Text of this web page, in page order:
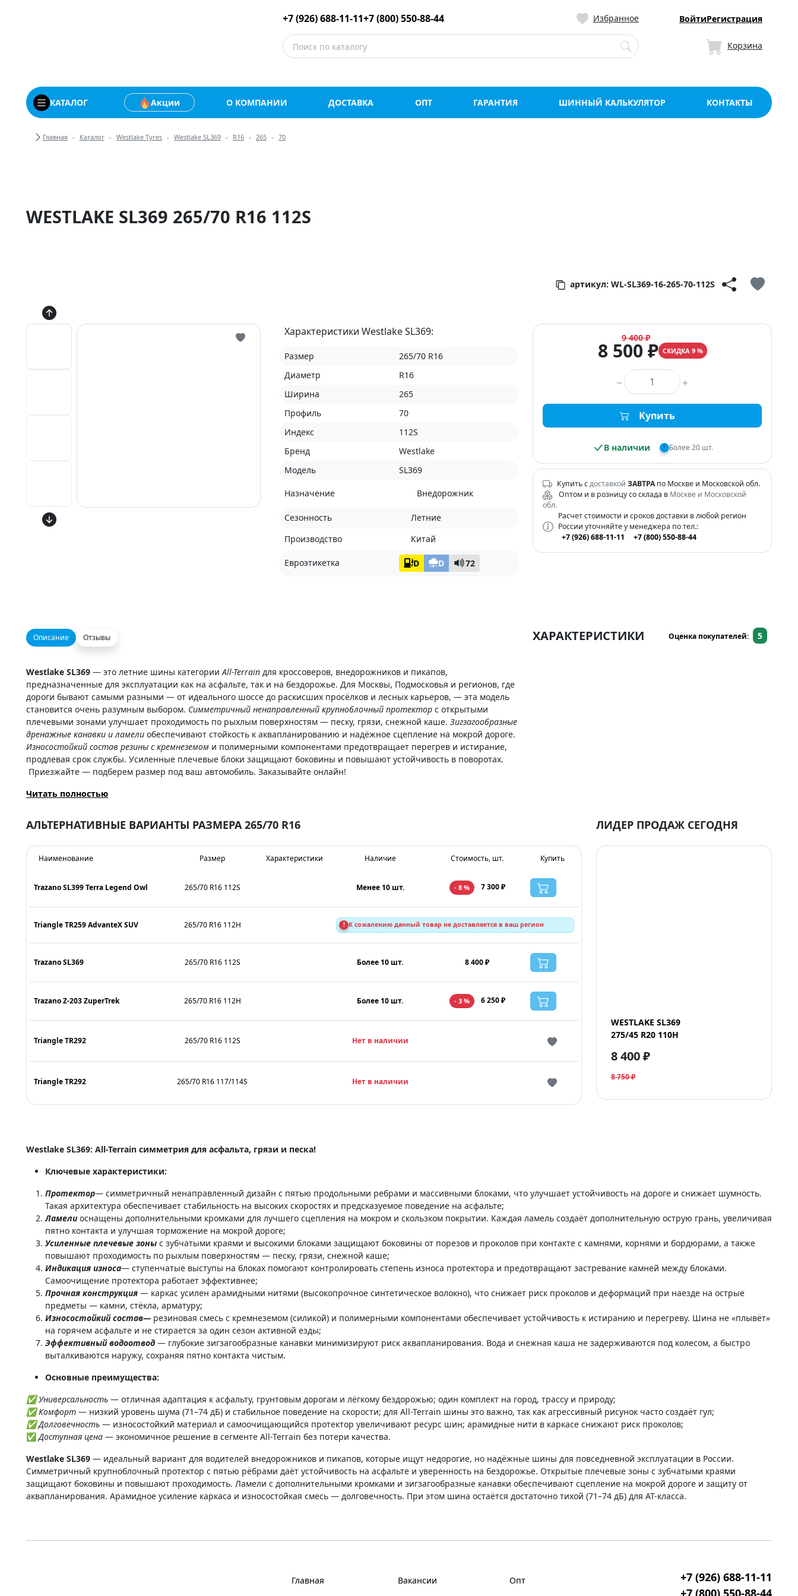
Купить автомобильные шины оптом и в розницу со склада в
+7 (926) 688-11-11+7 (800) 550-88-44 Избранное ВойтиРегистрация
Корзина
КАТАЛОГ Акции О КОМПАНИИ ДОСТАВКА ОПТ ГАРАНТИЯ ШИННЫЙ КАЛЬКУЛЯТОР КОНТАКТЫ
Хлебные крошки
Главная Каталог Westlake Tyres Westlake SL369 R16 265 70
WESTLAKE SL369 265/70 R16 112S
артикул: WL-SL369-16-265-70-112S
Характеристики Westlake SL369:
Размер
265/70 R16
Диаметр
R16
Ширина
265
Профиль
70
Индекс
112S
Бренд
Westlake
Модель
SL369
Назначение Внедорожник
Сезонность
Летние
Производство
Китай
Евроэтикетка D D 72
9 400 ₽
8 500 ₽ СКИДКА 9 %
Количество товара
Купить
В наличии ! Более 20 шт.
Купить сдоставкой ЗАВТРАпо Москве и Московской обл.
Оптом и в розницу со склада в Москве и Московской
обл.
Расчет стоимости и сроков доставки в любой регион
России уточняйте у менеджера по тел.:
+7 (926) 688-11-11
+7 (800) 550-88-44
Описание Отзывы
Westlake SL369 — это летние шины категорииAll-Terrain для кроссоверов, внедорожников и пикапов,
предназначенные для эксплуатации как на асфальте, так и на бездорожье. Для Москвы, Подмосковья и регионов, где
дороги бывают самыми разными — от идеального шоссе до раскисших просёлков и лесных карьеров, — эта модель
становится очень разумным выбором. Симметричный ненаправленный крупноблочный протектор с открытыми
плечевыми зонами улучшает проходимость по рыхлым поверхностям — песку, грязи, снежной каше. Зигзагообразные
дренажные канавки и ламели обеспечивают стойкость к аквапланированию и надёжное сцепление на мокрой дороге.
Износостойкий состав резины с кремнеземом и полимерными компонентами предотвращает перегрев и истирание,
продлевая срок службы. Усиленные плечевые блоки защищают боковины и повышают устойчивость в поворотах.
Приезжайте — подберем размер под ваш автомобиль. Заказывайте онлайн!
Читать полностью
ХАРАКТЕРИСТИКИ Оценка покупателей: 5
АЛЬТЕРНАТИВНЫЕ ВАРИАНТЫ РАЗМЕРА 265/70 R16
Наименование Размер Характеристики Наличие Стоимость, шт. Купить
Trazano SL399 Terra Legend Owl 265/70 R16 112S Менее 10 шт. - 8 % 7 300 ₽
Triangle TR259 AdvanteX SUV 265/70 R16 112H ! К сожалению данный товар не доставляется в ваш регион
Trazano SL369 265/70 R16 112S Более 10 шт. 8 400 ₽
Trazano Z-203 ZuperTrek 265/70 R16 112H Более 10 шт. - 3 % 6 250 ₽
Triangle TR292 265/70 R16 112S Нет в наличии
Triangle TR292 265/70 R16 117/114S Нет в наличии
ЛИДЕР ПРОДАЖ СЕГОДНЯ
WESTLAKE SL369
275/45 R20 110H
8 400 ₽
8 750 ₽
Westlake SL369: All-Terrain симметрия для асфальта, грязи и песка!
Ключевые характеристики:
Протектор— симметричный ненаправленный дизайн с пятью продольными ребрами и массивными блоками, что улучшает устойчивость на дороге и снижает шумность.
Такая архитектура обеспечивает стабильность на высоких скоростях и предсказуемое поведение на асфальте;
Ламелиоснащены дополнительными кромками для лучшего сцепления на мокром и скользком покрытии. Каждая ламель создаёт дополнительную острую грань, увеличивая
пятно контакта и улучшая торможение на мокрой дороге;
Усиленные плечевые зоны с зубчатыми краями и высокими блоками защищают боковины от порезов и проколов при контакте с камнями, корнями и бордюрами, а также
повышают проходимость по рыхлым поверхностям — песку, грязи, снежной каше;
Индикация износа— ступенчатые выступы на блоках помогают контролировать степень износа протектора и предотвращают застревание камней между блоками.
Самоочищение протектора работает эффективнее;
Прочная конструкция — каркас усилен арамидными нитями (высокопрочное синтетическое волокно), что снижает риск проколов и деформаций при наезде на острые
предметы — камни, стёкла, арматуру;
Износостойкий состав— резиновая смесь с кремнеземом (силикой) и полимерными компонентами обеспечивает устойчивость к истиранию и перегреву. Шина не «плывёт»
на горячем асфальте и не стирается за один сезон активной езды;
Эффективный водоотвод — глубокие зигзагообразные канавки минимизируют риск аквапланирования. Вода и снежная каша не задерживаются под колесом, а быстро
выталкиваются наружу, сохраняя пятно контакта чистым.
Основные преимущества:
✅ Универсальность — отличная адаптация к асфальту, грунтовым дорогам и лёгкому бездорожью; один комплект на город, трассу и природу;
✅ Комфорт — низкий уровень шума (71–74 дБ) и стабильное поведение на скорости; для All-Terrain шины это важно, так как агрессивный рисунок часто создаёт гул;
✅ Долговечность — износостойкий материал и самоочищающийся протектор увеличивают ресурс шин; арамидные нити в каркасе снижают риск проколов;
✅Доступная цена — экономичное решение в сегменте All-Terrain без потери качества.
Westlake SL369 — идеальный вариант для водителей внедорожников и пикапов, которые ищут недорогие, но надёжные шины для повседневной эксплуатации в России.
Симметричный крупноблочный протектор с пятью рёбрами даёт устойчивость на асфальте и уверенность на бездорожье. Открытые плечевые зоны с зубчатыми краями
защищают боковины и повышают проходимость. Ламели с дополнительными кромками и зигзагообразные канавки обеспечивают сцепление на мокрой дороге и защиту от
аквапланирования. Арамидное усиление каркаса и износостойкая смесь — долговечность. При этом шина остаётся достаточно тихой (71–74 дБ) для AT-класса.
Главная Вакансии Опт
+7 (926) 688-11-11
+7 (800) 550-88-44